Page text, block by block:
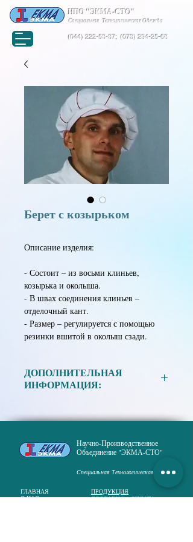
(044) 222-53-37;(073) 294-25-68
НПО "ЭКМА-СТО"
Специальная Технологическая Одежда
Берет с козырьком
Описание изделия:
- Состоит – из восьми клиньев,
козырька и околыша.
- В швах соединения клиньев –
отделочный кант.
- Размер – регулируется с помощью
резинки вшитой в околыш сзади.
ДОПОЛНИТЕЛЬНАЯ
ИНФОРМАЦИЯ:
Ткань смесовая в ассортименте.
Размер:56-60.Научно-Производственное
Объединение "ЭКМА-СТО"
Специальная Технологическая Одежда
ГЛАВНАЯ
О НАС
ПРОДУКЦИЯ
ДОСТАВКА и ОПЛАТА